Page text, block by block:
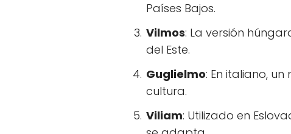
Países Bajos.
Vilmos: La versión
del Este.
Guglielmo: En italiano,
cultura.
Viliam: Utilizado en